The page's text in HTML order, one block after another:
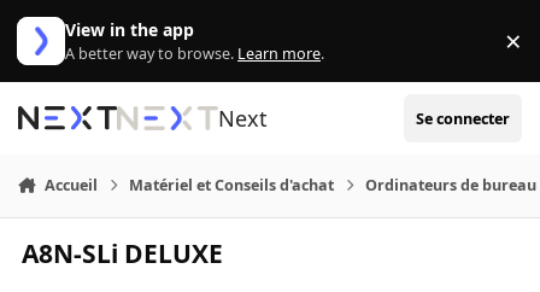
Aller au contenu
View in the app
A better way to browse. Learn more. ×
Next Se connecter
Accueil Matériel et Conseils d'achat Ordinateurs de bureau
A8N-SLi DELUXE